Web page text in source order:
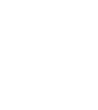
ーラー 747 【2024年新作
アンバー 761 【2024年新